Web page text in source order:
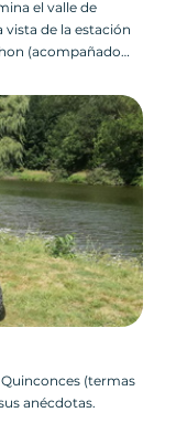
el valle de
de la estación
(acompañado
(termas
anécdotas.